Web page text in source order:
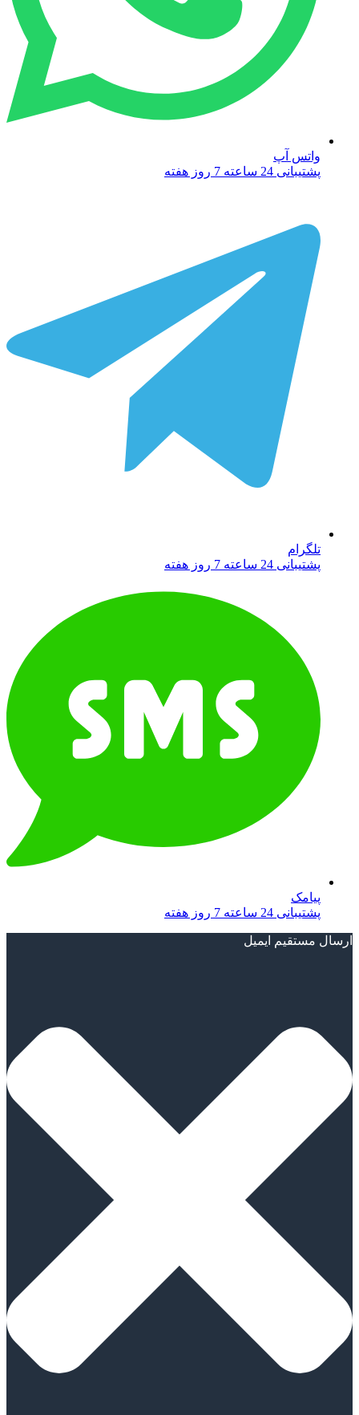
واتس آپ
پشتیبانی 24 ساعته 7 روز هفته
تلگرام
پشتیبانی 24 ساعته 7 روز هفته
پیامک
پشتیبانی 24 ساعته 7 روز هفته
ارسال مستقیم ایمیل